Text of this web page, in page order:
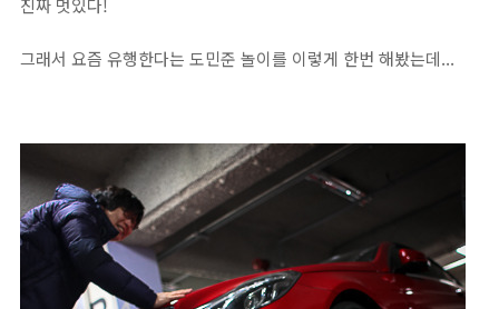
진짜 멋있다!
그래서 요즘 유행한다는 도민준 놀이를 이렇게 한번 해봤는데...